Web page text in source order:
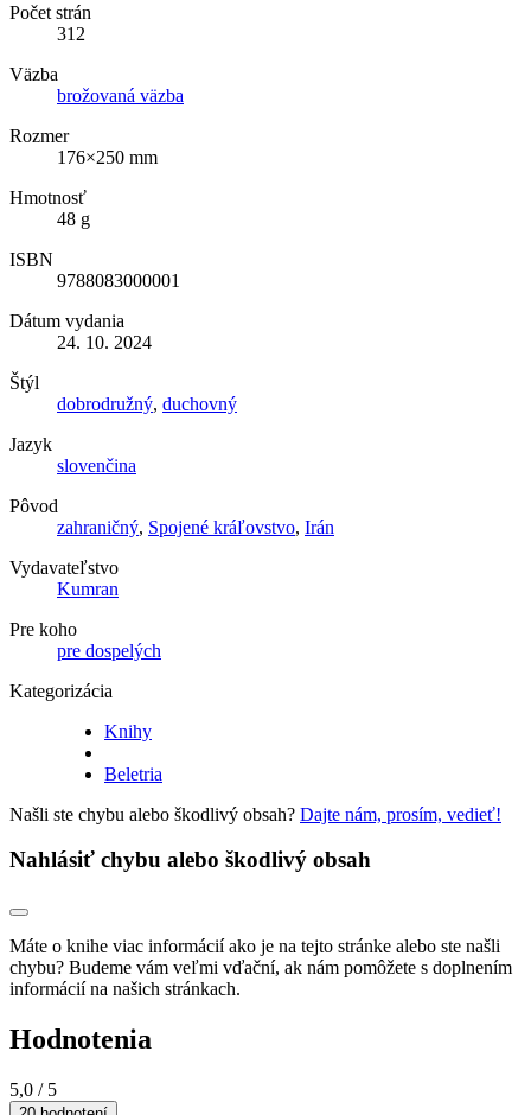
Počet strán
312
Väzba
brožovaná väzba
Rozmer
176×250 mm
Hmotnosť
48 g
ISBN
9788083000001
Dátum vydania
24. 10. 2024
Štýl
dobrodružný, duchovný
Jazyk
slovenčina
Pôvod
zahraničný, Spojené kráľovstvo, Irán
Vydavateľstvo
Kumran
Pre koho
pre dospelých
Kategorizácia
Knihy
Beletria
Našli ste chybu alebo škodlivý obsah? Dajte nám, prosím, vedieť!
Nahlásiť chybu alebo škodlivý obsah
Máte o knihe viac informácií ako je na tejto stránke alebo ste našli
chybu? Budeme vám veľmi vďační, ak nám pomôžete s doplnením
informácií na našich stránkach.
Hodnotenia
5,0 / 5